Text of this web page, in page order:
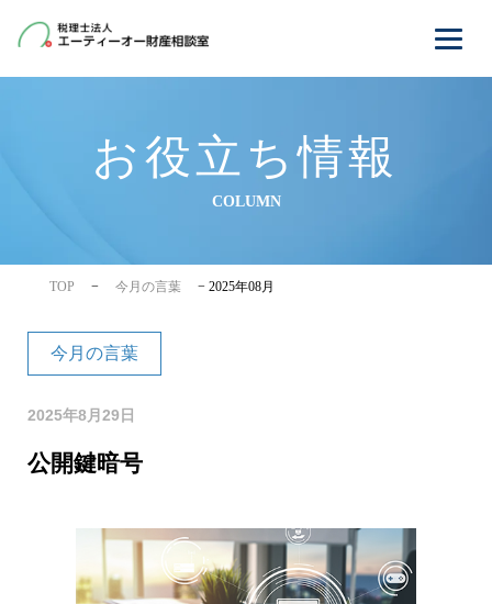
お役立ち情報
COLUMN
TOP − 今月の言葉 − 2025年08月
今月の言葉
2025年8月29日
公開鍵暗号